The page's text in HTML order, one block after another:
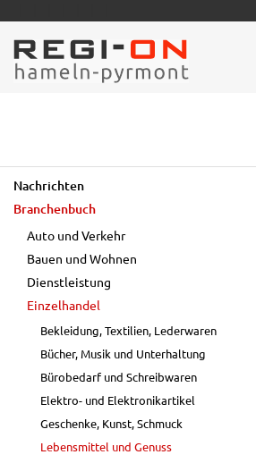
Nachrichten
Branchenbuch
Auto und Verkehr
Bauen und Wohnen
Dienstleistung
Einzelhandel
Bekleidung, Textilien, Lederwaren
Bücher, Musik und Unterhaltung
Bürobedarf und Schreibwaren
Elektro- und Elektronikartikel
Geschenke, Kunst, Schmuck
Lebensmittel und Genuss